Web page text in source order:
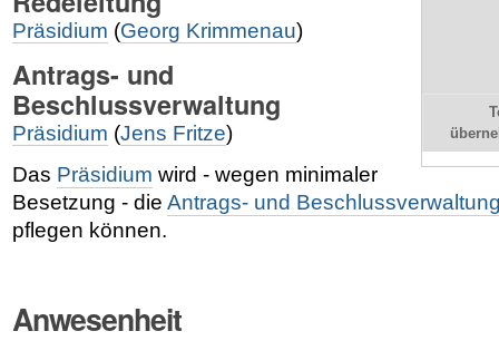
Präsidium (Georg Krimmenau)
Antrags- und
Beschlussverwaltung
Präsidium (Jens Fritze)
Das Präsidium wird - wegen minimaler
Besetzung - die Antrags- und
pflegen können.
Anwesenheit